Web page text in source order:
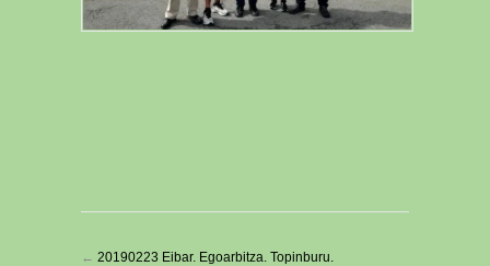
← 20190223 Eibar. Egoarbitza. Topinburu.